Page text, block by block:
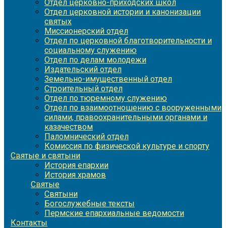
Отдел церковно-приходских школ
Отдел церковной истории и канонизации
святых
Миссионерский отдел
Отдел по церковной благотворительности и
социальному служению
Отдел по делам молодежи
Издательский отдел
Земельно-имущественный отдел
Строительный отдел
Отдел по тюремному служению
Отдел по взаимоотношению с вооруженными
силами, правоохранительными органами и
казачеством
Паломнический отдел
Комиссия по физической культуре и спорту
Святые и святыни
История епархии
История храмов
Святые
Святыни
Богослужебные тексты
Пермские епархиальные ведомости
Контакты